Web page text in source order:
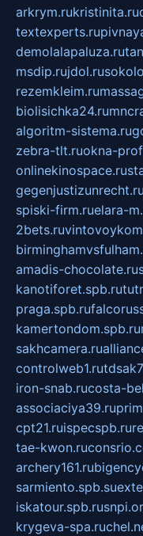
arkrym.rukristinita.ru
textexperts.ru
demolalapaluza.ru
msdip.rujdol.ru
rezemkleim.ru
biolisichka24.ru
algoritm-sistema.ru
zebra-tlt.ruokna-
onlinekinospace.ru
gegenjustizunrecht.ru
spiski-firm.ruelara-
2bets.ru
amadis-chocolate.ru
kanotiforet.spb.ru
praga.spb.ru
kamertondom.spb.ru
sakhcamera.ru
controlweb1.ru
iron-snab.rucosta-
associaciya39.ru
cpt21.ruispecspb.ru
tae-kwon.ru
archery161.ru
sarmiento.spb.su
iskatour.spb.ru
krygeva-spa.ru